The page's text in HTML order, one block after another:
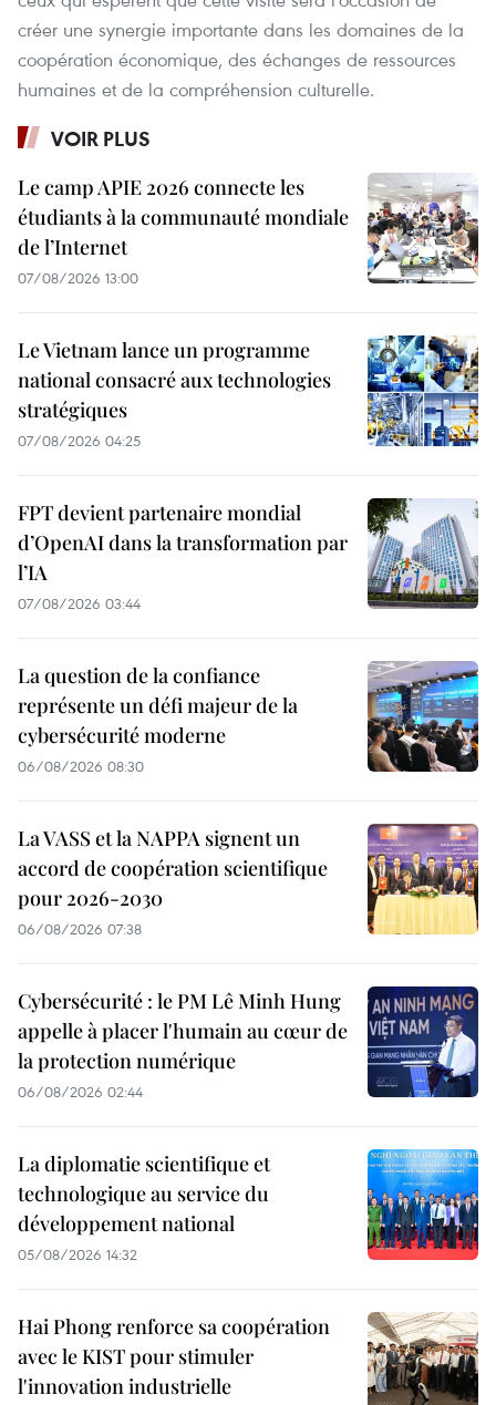
créer une synergie importante dans les domaines de la
coopération économique, des échanges de ressources
humaines et de la compréhension culturelle.
VOIR PLUS
Le camp APIE 2026 connecte les
étudiants à la communauté mondiale
de l’Internet
07/08/2026 13:00
Le Vietnam lance un programme
national consacré aux technologies
stratégiques
07/08/2026 04:25
FPT devient partenaire mondial
d’OpenAI dans la transformation par
l’IA
07/08/2026 03:44
La question de la confiance
représente un défi majeur de la
cybersécurité moderne
06/08/2026 08:30
La VASS et la NAPPA signent un
accord de coopération scientifique
pour 2026-2030
06/08/2026 07:38
Cybersécurité : le PM Lê Minh Hung
appelle à placer l'humain au cœur de
la protection numérique
06/08/2026 02:44
La diplomatie scientifique et
technologique au service du
développement national
05/08/2026 14:32
Hai Phong renforce sa coopération
avec le KIST pour stimuler
l'innovation industrielle